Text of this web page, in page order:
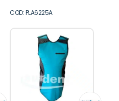
COD: PLA6225A